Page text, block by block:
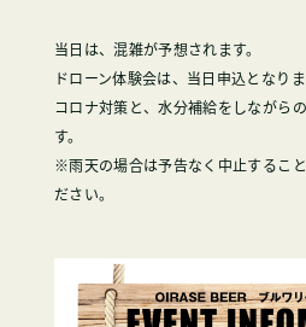
当日は、混雑が予想されます。
ドローン体験会は、当日申込となり
コロナ対策と、水分補給をしながら
す。
※雨天の場合は予告なく中止するこ
ださい。